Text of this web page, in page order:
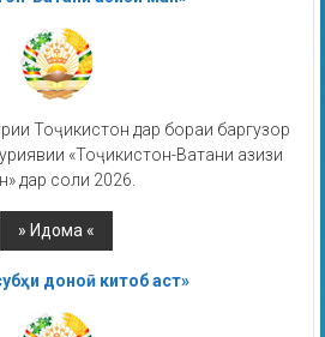
Тоҷикистон дар бораи баргузор
«Тоҷикистон-Ватани азизи
дар соли 2026.
доноӣ китоб аст»